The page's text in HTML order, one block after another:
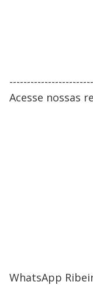
Acesse nossas
WhatsApp